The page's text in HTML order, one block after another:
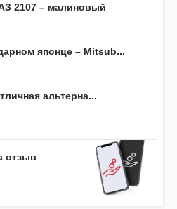
2107 – малиновый
японце – Mitsub...
альтерна...
отзыв